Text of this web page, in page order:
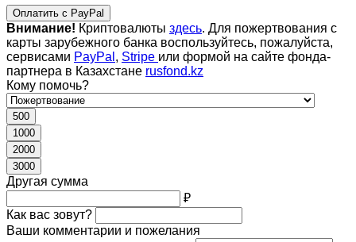
Оплатить с PayPal
Внимание! Криптовалюты здесь. Для пожертвования с
карты зарубежного банка воспользуйтесь, пожалуйста,
сервисами PayPal , Stripe или формой на сайте фонда-
партнера в Казахстане rusfond.kz
Кому помочь?
500
1000
2000
3000
Другая сумма
₽
Как вас зовут?
Ваши комментарии и пожелания